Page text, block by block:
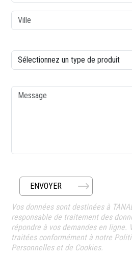
Ville
colonne2
Type de produit
Message
ENVOYER
Vos données sont destinées à
responsable de traitement des
répondre à vos demandes en ligne.
traitées conformément à notre
Personnelles et de Cookies.